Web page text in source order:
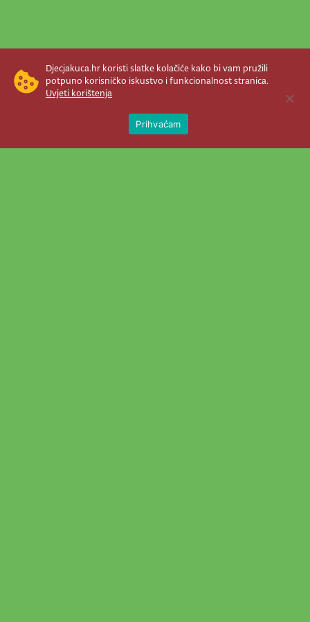
Djecjakuca.hr koristi slatke kolačiće kako bi vam pružili
potpuno korisničko iskustvo i funkcionalnost stranica.
Uvjeti korištenja
Prihvaćam